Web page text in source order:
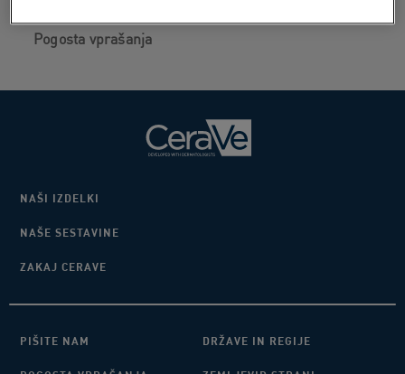
Pogosta vprašanja
NAŠI IZDELKI
NAŠE SESTAVINE
ZAKAJ CERAVE
PIŠITE NAM DRŽAVE IN REGIJE